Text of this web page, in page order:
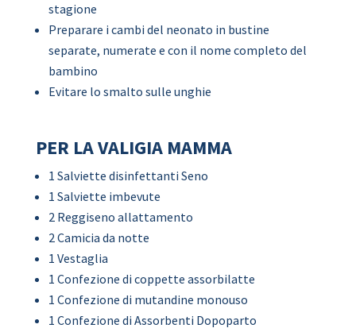
stagione
Preparare i cambi del neonato in bustine
separate, numerate e con il nome completo del
bambino
Evitare lo smalto sulle unghie
PER LA VALIGIA MAMMA
1 Salviette disinfettanti Seno
1 Salviette imbevute
2 Reggiseno allattamento
2 Camicia da notte
1 Vestaglia
1 Confezione di coppette assorbilatte
1 Confezione di mutandine monouso
1 Confezione di Assorbenti Dopoparto